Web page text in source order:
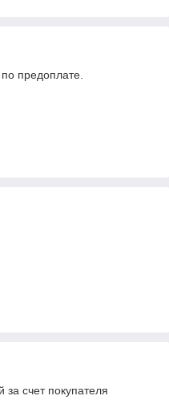
предоплате.
за счет покупателя